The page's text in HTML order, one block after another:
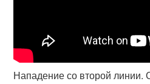
Нападение со второй линии.